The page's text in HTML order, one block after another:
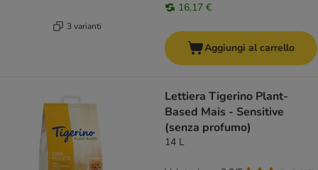
3 varianti
16,17 €
Aggiungi al carrello
Lettiera Tigerino Plant-
Based Mais - Sensitive
(senza profumo)
14 L